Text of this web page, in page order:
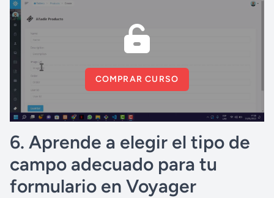
COMPRAR CURSO
6. Aprende a elegir el tipo de
campo adecuado para tu
formulario en Voyager